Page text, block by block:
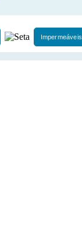
Impermeáveis